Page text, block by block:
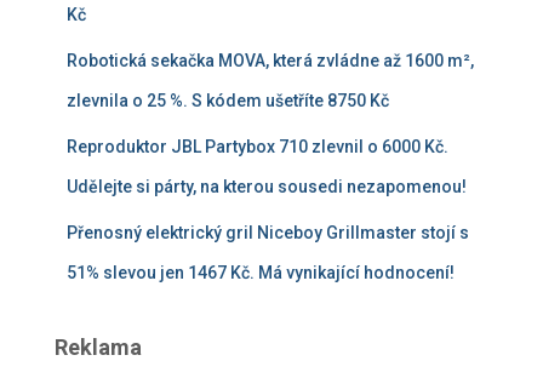
Kč
Robotická sekačka MOVA, která zvládne až 1600 m²,
zlevnila o 25 %. S kódem ušetříte 8750 Kč
Reproduktor JBL Partybox 710 zlevnil o 6000 Kč.
Udělejte si párty, na kterou sousedi nezapomenou!
Přenosný elektrický gril Niceboy Grillmaster stojí s
51% slevou jen 1467 Kč. Má vynikající hodnocení!
Reklama